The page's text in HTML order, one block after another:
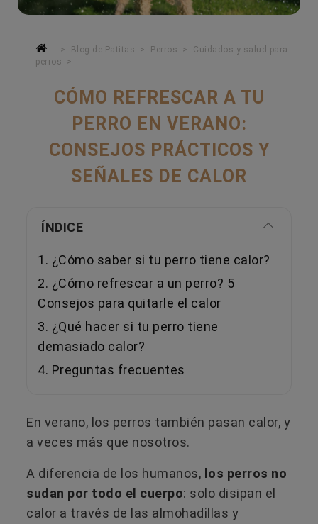
Blog de Patitas Perros
Cuidados y salud para
perros
CÓMO REFRESCAR A TU
PERRO EN VERANO:
CONSEJOS PRÁCTICOS Y
SEÑALES DE CALOR
ÍNDICE
1. ¿Cómo saber si tu perro tiene calor?
2. ¿Cómo refrescar a un perro? 5
Consejos para quitarle el calor
3. ¿Qué hacer si tu perro tiene
demasiado calor?
4. Preguntas frecuentes
En verano, los perros también pasan calor, y
a veces más que nosotros.
A diferencia de los humanos, los perros no
sudan por todo el cuerpo: solo disipan el
calor a través de las almohadillas y